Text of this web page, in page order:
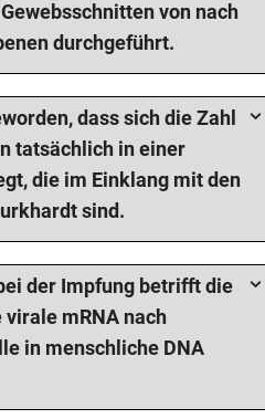
von nach
durchgeführt.
dass sich die Zahl
tatsächlich in einer
die im Einklang mit den
sind.
der Impfung betrifft die
mRNA nach
in menschliche DNA